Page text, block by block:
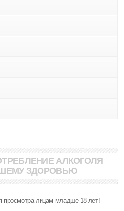
АЛКОГОЛЯ
ЗДОРОВЬЮ
просмотра лицам младше 18 лет!